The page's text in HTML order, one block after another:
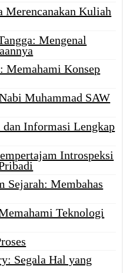
Merencanakan Kuliah
Mengenal
Memahami Konsep
Muhammad SAW
Informasi Lengkap
Introspeksi
Sejarah: Membahas
Teknologi
Segala Hal yang